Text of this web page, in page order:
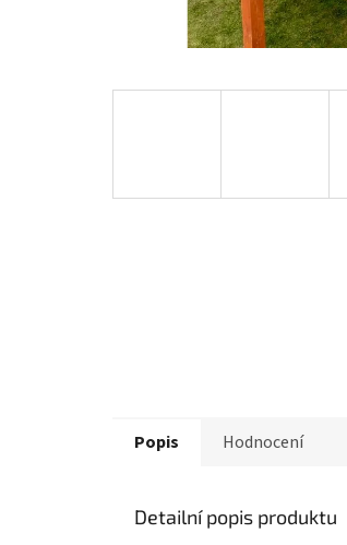
Popis Hodnocení
Detailní popis produktu